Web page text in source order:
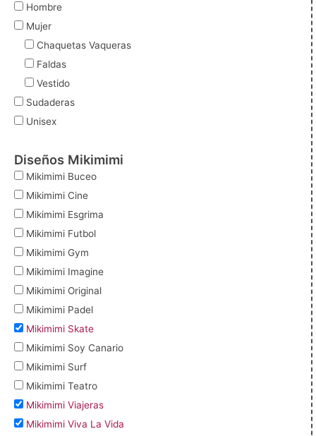
Hombre
Mujer
Chaquetas Vaqueras
Faldas
Vestido
Sudaderas
Unisex
Diseños Mikimimi
Mikimimi Buceo
Mikimimi Cine
Mikimimi Esgrima
Mikimimi Futbol
Mikimimi Gym
Mikimimi Imagine
Mikimimi Original
Mikimimi Padel
Mikimimi Skate
Mikimimi Soy Canario
Mikimimi Surf
Mikimimi Teatro
Mikimimi Viajeras
Mikimimi Viva La Vida